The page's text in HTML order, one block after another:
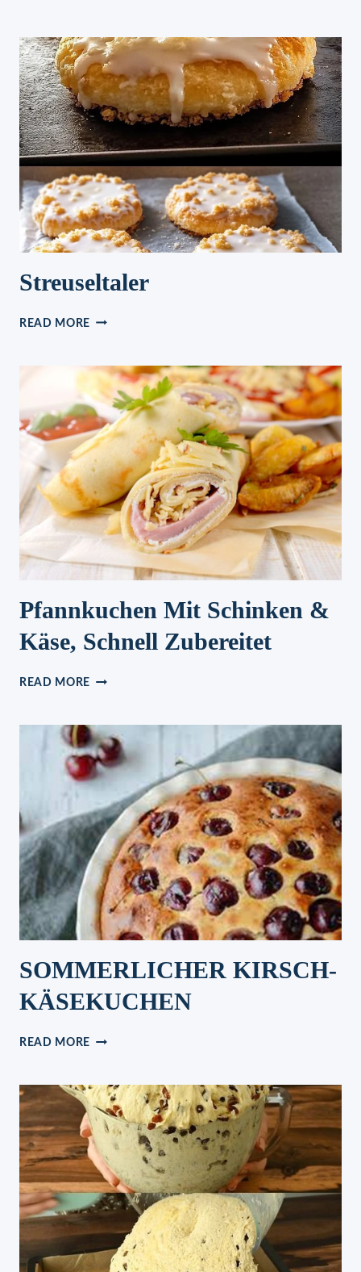
Streuseltaler
READ MORE STREUSELTALER
Pfannkuchen Mit Schinken &
Käse, Schnell Zubereitet
READ MORE PFANNKUCHEN
&
KÄSE,
SCHNELL
ZUBEREITET
SOMMERLICHER KIRSCH-
KÄSEKUCHEN
READ MORE SOMMERLICHER